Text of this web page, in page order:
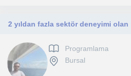
Programlama
Bursal